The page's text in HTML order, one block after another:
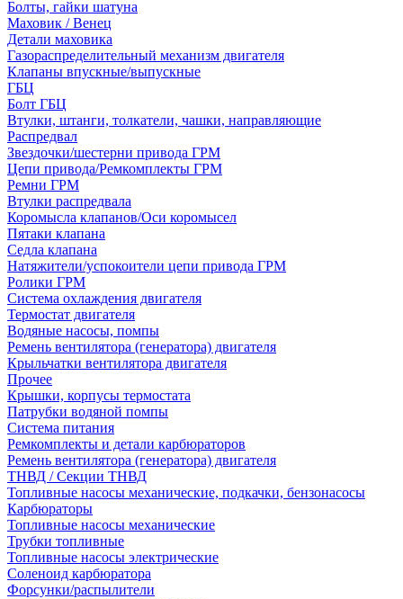
Болты, гайки шатуна
Маховик / Венец
Детали маховика
Газораспределительный механизм двигателя
Клапаны впускные/выпускные
ГБЦ
Болт ГБЦ
Втулки, штанги, толкатели, чашки, направляющие
Распредвал
Звездочки/шестерни привода ГРМ
Цепи привода/Ремкомплекты ГРМ
Ремни ГРМ
Втулки распредвала
Коромысла клапанов/Оси коромысел
Пятаки клапана
Седла клапана
Натяжители/успокоители цепи привода ГРМ
Ролики ГРМ
Система охлаждения двигателя
Термостат двигателя
Водяные насосы, помпы
Ремень вентилятора (генератора) двигателя
Крыльчатки вентилятора двигателя
Прочее
Крышки, корпусы термостата
Патрубки водяной помпы
Система питания
Ремкомплекты и детали карбюраторов
Ремень вентилятора (генератора) двигателя
ТНВД / Секции ТНВД
Топливные насосы механические, подкачки, бензонасосы
Карбюраторы
Топливные насосы механические
Трубки топливные
Топливные насосы электрические
Соленоид карбюратора
Форсунки/распылители